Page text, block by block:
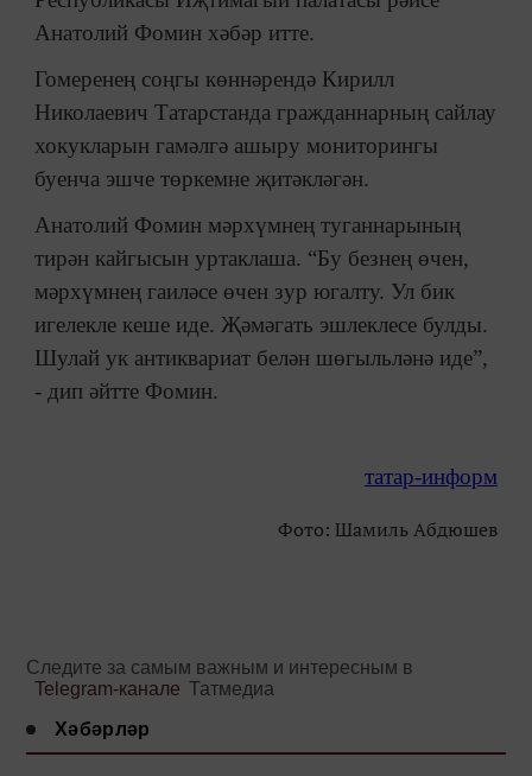
Анатолий Фомин хәбәр итте.
Гомеренең соңгы көннәрендә Кирилл
Николаевич Татарстанда гражданнарның сайлау
хокукларын гамәлгә ашыру мониторингы
буенча эшче төркемне җитәкләгән.
Анатолий Фомин мәрхүмнең туганнарының
тирән кайгысын уртаклаша. “Бу безнең өчен,
мәрхүмнең гаиләсе өчен зур югалту. Ул бик
игелекле кеше иде. Җәмәгать эшлеклесе булды.
Шулай ук антиквариат белән шөгыльләнә иде”,
- дип әйтте Фомин.
татар-информ
Фото: Шамиль Абдюшев
Следите за самым важным и интересным в
Telegram-канале Татмедиа
Хәбәрләр